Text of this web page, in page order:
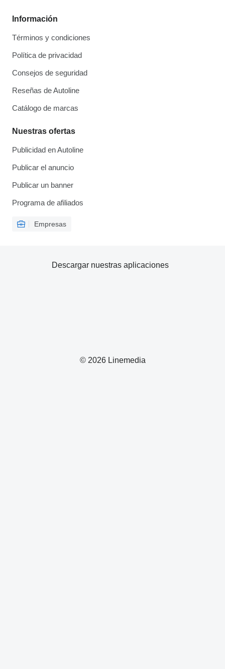
Información
Términos y condiciones
Política de privacidad
Consejos de seguridad
Reseñas de Autoline
Catálogo de marcas
Nuestras ofertas
Publicidad en Autoline
Publicar el anuncio
Publicar un banner
Programa de afiliados
Empresas
© 2026 Linemedia
Descargar nuestras aplicaciones